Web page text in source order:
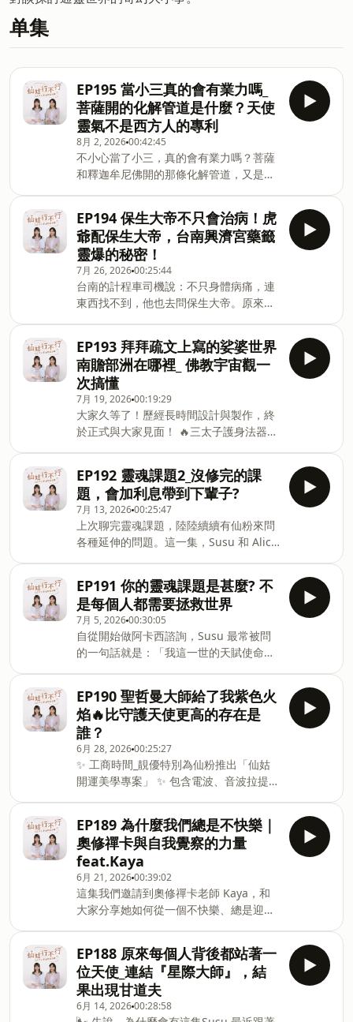
单集
EP195 當小三真的會有業力嗎_
菩薩開的化解管道是什麼？天使
靈氣不是西方人的專利
8月 2, 202600:42:45
不小心當了小三，真的會有業力嗎？菩薩
和釋迦牟尼佛開的那條化解管道，又是什
來拿三太子法器，卻被我們臨時拖進來，
請她來談談最近她接的一些天使靈氣的案
例。我們從天使靈氣一路聊到小三業力與
感情，沒講稿、一開錄就停不下來。聽完
後你會更清楚知道：天使靈氣真的不是西
方人的專利，觀世音、媽祖、玄天上帝，
其實也都是「揚升大師」。本集重點：⚖️
當小三、當小王真的有業力嗎？不知者是
否無罪，知道之後又該怎麼辦 🕉️ 菩薩開
的化解管道：持誦楞嚴咒、多行善，以及
誠實面對這段感情的抉擇 👼 天使靈氣不
是西方人的專利：它和阿卡西差在哪？為
什麼大家最想要的是被理解 🪷 原來很多
神明都有肉身經驗：觀音是妙善公主、綠
度母是文成公主、佛陀是悉達多太子 ⚔️
聖女貞德、媽祖、玄天上帝，竟然也都是
揚升大師 💌 Amber的天使療癒案例分
享，那位進門說「我不相信」、離開卻哭
著道謝的踢館個案，還
EP194 保生大帝不只會治病！虎
爺配保生大帝，台南興濟宮藥籤
靈爆的秘密！
7月 26, 202600:25:44
台南的計程車司機說：不只身體病痛，連
東西找不到，他也去問保生大帝。原來這
這集 Susu 和 Alice 從台南興濟宮的參拜
聊起，帶大家認識這位歷史上真實存在、
又在天界跟華佗學醫的醫神。本集重點：
🩺 北宋神醫吳夲：13 歲失去雙親而立志
學醫，從瑤池金母、太上老君手中習得的
一身本領 📜 為什麼大家都叫祂「大道
公」？宋孝宗封號與閩南稱謂的由來 🐉
點龍睛、醫虎喉：興濟宮的眼科藥籤，與
黑虎將軍為什麼是黑的 🧵 一條絲線隔空
診脈，識破皇帝綁在貓身上的考驗，治好
文皇后 🌌 現在的神明為什麼比較不容易
顯靈？從維度物質化聊到外星人與意識移
動💊 保生大帝可以求什麼：選醫生、求順
產、醫護人員求平安，藥籤怎麼用 🥟 祂
喜歡的供品居然是包子！還有聖號「金闕
御史萬壽無極保生大帝」持念 36 遍從失
去雙親的少年到人人可依靠的醫神，祂走
的一直是同一條路：看見苦，就想辦法
解。✨📎 本集
EP193 拜拜疏文上寫的娑婆世界
南贍部洲在哪裡_ 佛教宇宙觀一
次搞懂
7月 19, 202600:19:29
大家久等了！歷經長時間設計與製作，終
於正式與大家見面！ 🔥三太子護身法器
尖槍✨ 乾坤圈✨ 混天綾✨ 風火輪，將守
護、破煞、開運、願力加速顯化的象徵融
入其中，希望陪伴每一位有緣人，成為生
活中的守護力量。購買連
結:https://goodtime.college/product-
category/select/✨ 三款共同守護能量✅
護身開運✅ 破煞除障✅ 穩定風水磁場✅ 擋
小人、避負能量✅ 守護家運平安✅ 協助孩
子專注與穩定✅ 加速願力顯
化..............................................................
拜拜疏文上寫的「宅居娑婆世界南贍部
洲」，到底是什麼意思？在哪裡？Alice
在 15 年前的祈福法會上第一次看到這行
字，納悶到現在終於認真查了。這一查不
得了，原來短短八個字，藏著一整套佛教
宇宙觀
EP192 靈魂課題2_沒修完的課
題，會加利息帶到下輩子?
7月 13, 202600:25:47
上次聊完靈魂課題，陸陸續續有仙粉來問
各種延伸的問題。這一集，Susu 和 Alice
我們的守護靈、守護天使，好好再聊一
下。🌀 追求神通，有時候是在逃避人生很
多人非常熱衷追求天命，希望自己能通
靈、能收到高維或神佛的訊息、擁有一些
特殊能力。但Alice 都提醒：這背後，有
時候藏著一種「靈性逃避」，也叫「靈性
繞道」。意思是，你其實是想藉由「我會
通靈、我在幫助別人」，來繞開自己真正
該面對的人生課題。心裡想的是：能不能
給我一點神通，讓我中樂透、讓我股票買
對、讓我變厲害？可是真正的問題，可能
是家庭關係、情緒管理、人際相處，或是
長期低落的自我價值感。你想借助神力來
解決，卻沒有回到本質，去面對眼前需要
改變、需要克服的事。當你在很不穩定的
狀態下拚命追求高靈訊息，反而容易讓能
量失衡，因為出發點已經偏了，靈性也就
容易走上不太正確的那條路。Alice 分享
自己的經驗：她當年並
EP191 你的靈魂課題是甚麼? 不
是每個人都需要拯救世界
7月 5, 202600:30:05
自從開始做阿卡西諮詢，Susu 最常被問
的一句話就是：「我這一世的天賦使命是
個問題的，很多都是四、五十歲的人。該
結的婚、該衝的事業都經歷過了，走到一
個可以喘口氣的階段，突然回頭想：我這
一輩子來當人，到底是為了什麼？我走在
對的路上嗎？這一集，我們好好來聊「靈
魂課題」這件事。🌱 其實，你的課題沒有
你想的那麼偉大很多人一聽到「使命」，
就想得好大：我是不是要當靈性導師？是
不是要有特殊能力、去影響很多人、去拯
救這個不公不義的社會？Alice 說，真相
往往樸素得多。大部分人的課題，其實是
很個人的：怎麼真正學會愛自己、珍惜自
己；怎麼原諒累世以來父母對你做的事；
怎麼學會設立界限、學會拒絕別人。有人
的使命，就只是好好當一個父母、當一個
先生或太太，或者單純來體驗「開開心心
地生活」這件事。Alice也分享，最近很多
來諮詢的人看起來都很悶，菩薩就問：
「你真的想不到一件讓你開心的
EP190 聖哲曼大師給了我紫色火
焰🔥比守護天使更高的存在是
誰？
6月 28, 202600:25:27
✨ 工商時間_靚優特別為仙粉推出「仙姑
開運美學專案」 ✨ 包含電波、音波拉提、
等服務，全部都有仙粉專屬優惠，不用飛
韓國，在台灣就能搞定。
https://dreamu.com.tw/fairyokla/靚優
官方line ID：@dreamuclinic
https://lihi3.cc/d5Cz7📲 想知道哪些療程
適合你？ 加入靚優官方 LINE，告訴他們
通關密語 「仙粉」，就能預約你專屬的開
運美學諮詢，讓專業醫師陪你一起找回最
有光彩的自己。
~~~~~~~~~~~~~~~~~~~~~~~~~~~~~~~~
上一集，我們從蘇美文明一路聊到天使靈
氣。這一集要往上走一層，介紹大天使，
還有比天使更高的存在：大天使與揚升大
EP189 為什麼我們總是不快樂｜
奧修禪卡與自我覺察的力量
feat.Kaya
6月 21, 202600:39:02
這集我們邀請到奧修禪卡老師 Kaya，和
大家分享她如何從一個不快樂、總是迎合
己的人生旅程。很多時候，我們以為人生
的問題來自工作、感情或家庭。但其實更
深層的問題是：👉 我們從來沒有真正傾
聽過自己。💭 「我做的每個決定,好像都
不是我喜歡的」Kaya 說,以前的她跟現在
EP188 原來每個人背後都站著一
位天使_連結『星際大師』，結
果出現甘道夫
6月 14, 202600:28:58